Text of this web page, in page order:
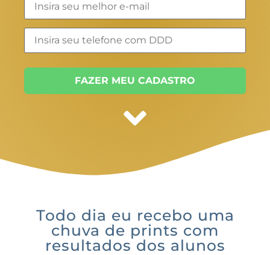
FAZER MEU CADASTRO
Todo dia eu recebo uma
chuva de prints com
resultados dos alunos